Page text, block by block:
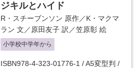
ジキルとハイド
R・スチーブンソン 原作／K・マクマ
ラン 文／ 原田友子 訳／笠原彰 絵
小学校中学年から
ISBN978-4-323-01776-1 / A5変型判 /